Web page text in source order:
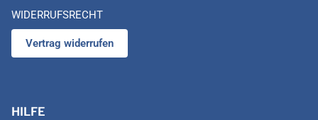
WIDERRUFSRECHT
Vertrag widerrufen
HILFE